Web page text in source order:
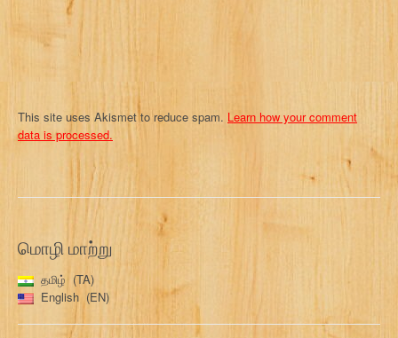
This site uses Akismet to reduce spam. Learn how your comment
data is processed.
மொழி மாற்று
தமிழ்
TA
English
EN